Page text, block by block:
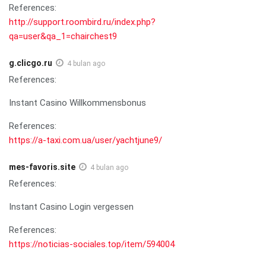
References:
http://support.roombird.ru/index.php?
qa=user&qa_1=chairchest9
g.clicgo.ru 4 bulan ago
References:
Instant Casino Willkommensbonus
References:
https://a-taxi.com.ua/user/yachtjune9/
mes-favoris.site 4 bulan ago
References:
Instant Casino Login vergessen
References:
https://noticias-sociales.top/item/594004